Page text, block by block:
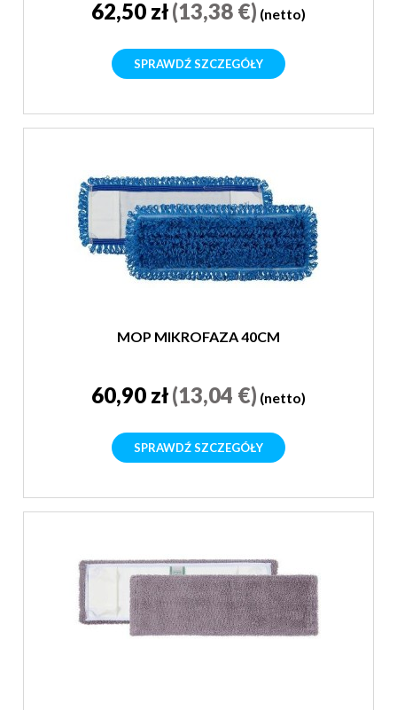
62,50 zł(13,38 €) (netto)
SPRAWDŹ SZCZEGÓŁY
MOP MIKROFAZA 40CM
60,90 zł(13,04 €) (netto)
SPRAWDŹ SZCZEGÓŁY